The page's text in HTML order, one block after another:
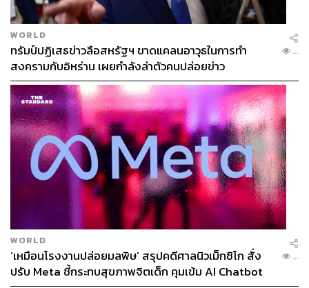
WORLD
ทรัมป์ปฏิเสธข่าวลือสหรัฐฯ ขาดแคลนอาวุธในการทำ
สงครามกับอิหร่าน เผยกำลังล่าตัวคนปล่อยข่าว
...
WORLD
‘เหมือนโรงงานปล่อยมลพิษ’ สรุปคดีศาลนิวเม็กซิโก สั่ง
ปรับ Meta ชี้กระทบสุขภาพจิตเด็ก คุมเข้ม AI Chatbot
...